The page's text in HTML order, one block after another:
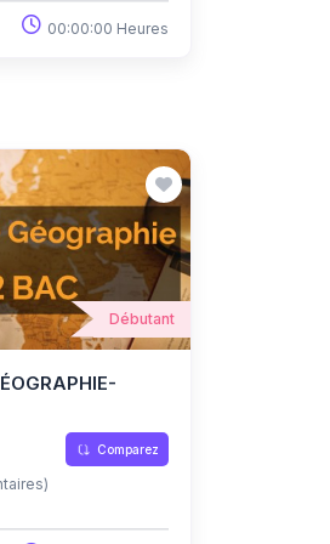
00:00:00 Heures
Débutant
Comparez